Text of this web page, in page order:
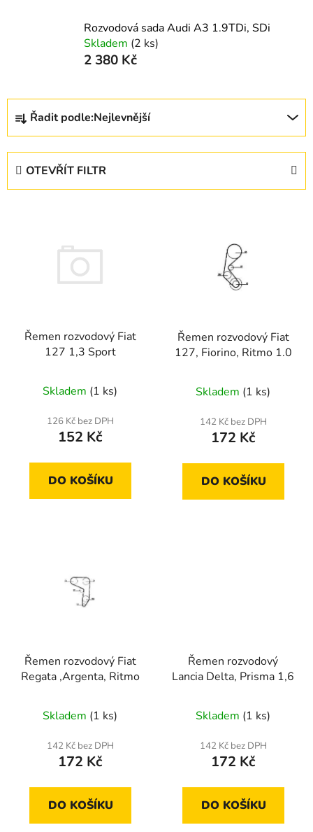
Rozvodová sada Audi A3 1.9TDi, SDi
Skladem (2 ks)
2 380 Kč
Ř
z
Řadit podle:Nejlevnější
OTEVŘÍT FILTR
Řemen rozvodový Fiat
127 1,3 Sport
Skladem (1 ks)
126 Kč bez DPH
152 Kč
DO KOŠÍKU
Řemen rozvodový Fiat
127, Fiorino, Ritmo 1.0
Skladem (1 ks)
142 Kč bez DPH
172 Kč
DO KOŠÍKU
Řemen rozvodový Fiat
Regata ,Argenta, Ritmo
Skladem (1 ks)
142 Kč bez DPH
172 Kč
DO KOŠÍKU
Řemen rozvodový
Lancia Delta, Prisma 1,6
Skladem (1 ks)
142 Kč bez DPH
172 Kč
DO KOŠÍKU